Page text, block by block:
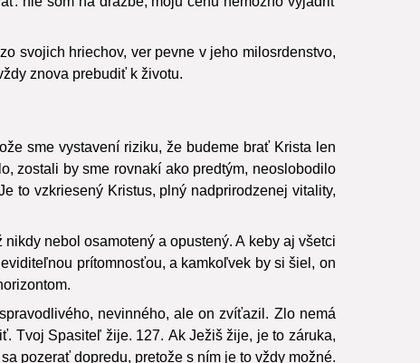
nie som na dražbe, moju cenu nemožno vyjadriť
svojich hriechov, ver pevne v jeho milosrdenstvo,
znova prebudiť k životu.
sme vystavení riziku, že budeme brať Krista len
zostali by sme rovnakí ako predtým, neoslobodilo
to vzkriesený Kristus, plný nadprirodzenej vitality,
nebol osamotený a opustený. A keby aj všetci
prítomnosťou, a kamkoľvek by si šiel, on
nevinného, ale on zvíťazil. Zlo nemá
Tvoj Spasiteľ žije. 127. Ak Ježiš žije, je to záruka,